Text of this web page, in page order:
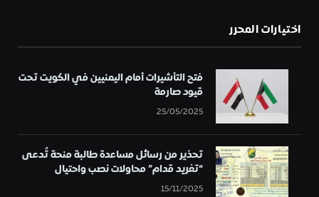
اختيارات المحرر
فتح التأشيرات أمام اليمنيين في الكويت تحت
قيود صارمة
25/05/2025
تحذير من رسائل مساعدة طالبة منحة تُدعى
“تغريد قدام” محاولات نصب واحتيال
15/11/2025